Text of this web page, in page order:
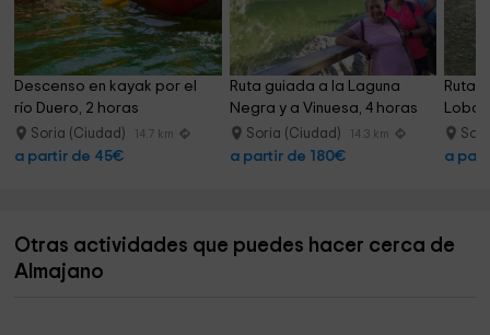
Descenso en kayak por el
río Duero, 2 horas
Soria (Ciudad) 14.7 km
a partir de 45€
Ruta guiada a la Laguna
Negra y a Vinuesa, 4 horas
Soria (Ciudad) 14.3 km
a partir de 180€
Ruta
a
Otras actividades que puedes hacer cerca de
Almajano